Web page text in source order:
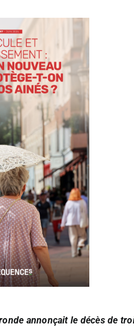
annonçait le décès de